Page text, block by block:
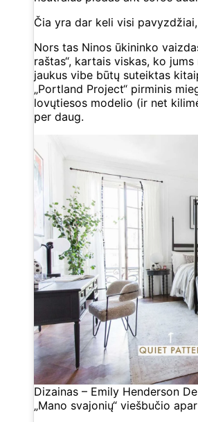
Čia yra dar keli visi
Nors tas Ninos ūkininko
raštas“, kartais viskas, ko
jaukus vibe būtų suteiktas
„Portland Project“ pirminis
lovųtiesos modelio (ir net
per daug.
Dizainas – Emily Henderson
„Mano svajonių“ viešbučio